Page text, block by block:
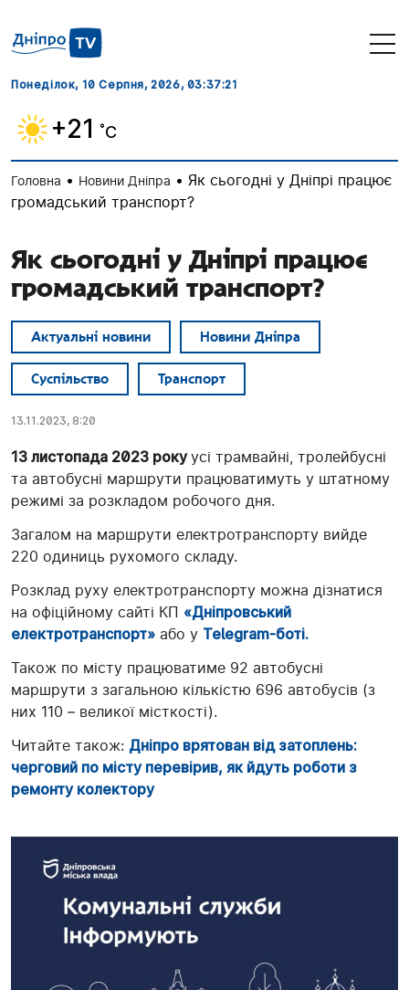
Понеділок, 10 Серпня, 2026, 03:37:21
+21 ˚C
Головна • Новини Дніпра • Як сьогодні у Дніпрі працює
громадський транспорт?
Як сьогодні у Дніпрі працює
громадський транспорт?
Актуальні новини Новини Дніпра
Суспільство Транспорт
13.11.2023, 8:20
13 листопада 2023 рокуусі трамвайні, тролейбусні
та автобусні маршрути працюватимуть у штатному
режимі за розкладом робочого дня.
Загалом на маршрути електротранспорту вийде
220 одиниць рухомого складу.
Розклад руху електротранспорту можна дізнатися
на офіційному сайті КП «Дніпровський
електротранспорт» або у Telegram-боті.
Також по місту працюватиме 92 автобусні
маршрути з загальною кількістю 696 автобусів (з
них 110 – великої місткості).
Читайте також: Дніпро врятован від затоплень:
черговий по місту перевірив, як йдуть роботи з
ремонту колектору